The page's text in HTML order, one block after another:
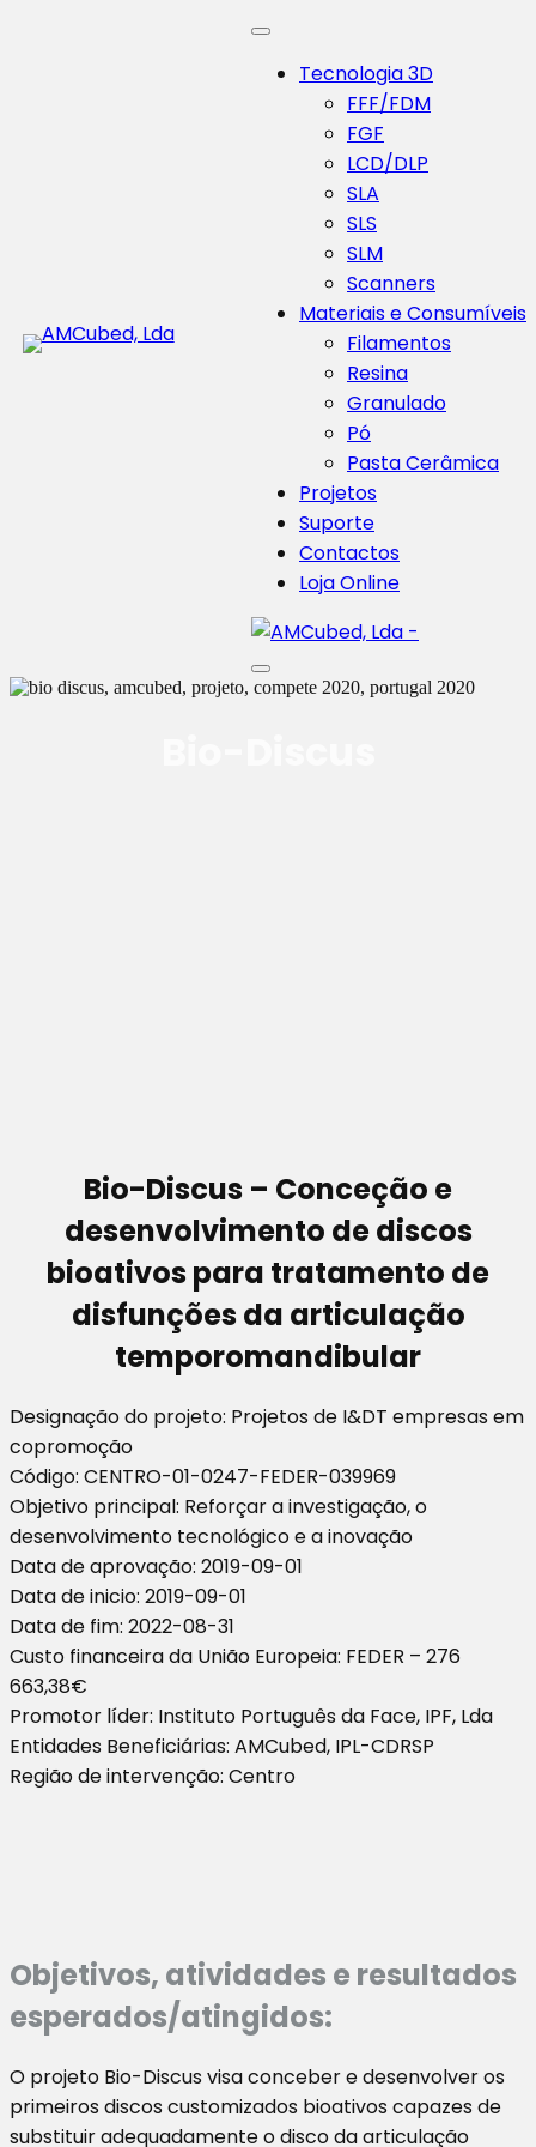
Tecnologia 3D
FFF/FDM
FGF
LCD/DLP
SLA
SLS
SLM
Scanners
Materiais e Consumíveis
Filamentos
Resina
Granulado
Pó
Pasta Cerâmica
Projetos
Suporte
Contactos
Loja Online
Bio-Discus – Conceção e
desenvolvimento de discos
bioativos para tratamento de
disfunções da articulação
temporomandibular
Designação do projeto: Projetos de I&DT empresas em
copromoção
Código: CENTRO-01-0247-FEDER-039969
Objetivo principal: Reforçar a investigação, o
desenvolvimento tecnológico e a inovação
Data de aprovação: 2019-09-01
Data de inicio: 2019-09-01
Data de fim: 2022-08-31
Custo financeira da União Europeia: FEDER – 276
663,38€
Promotor líder: Instituto Português da Face, IPF, Lda
Entidades Beneficiárias: AMCubed, IPL-CDRSP
Região de intervenção: Centro
Objetivos, atividades e resultados
esperados/atingidos:
O projeto Bio-Discus visa conceber e desenvolver os
primeiros discos customizados bioativos capazes de
substituir adequadamente o disco da articulação